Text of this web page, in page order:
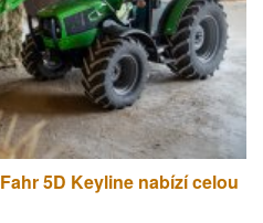
5D Keyline nabízí celou